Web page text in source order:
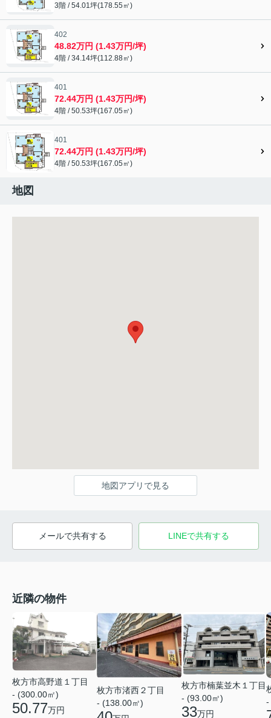
3階 / 54.01坪(178.55㎡)
402
48.82万円 (1.43万円/坪)
4階 / 34.14坪(112.88㎡)
401
72.44万円 (1.43万円/坪)
4階 / 50.53坪(167.05㎡)
401
72.44万円 (1.43万円/坪)
4階 / 50.53坪(167.05㎡)
地図
地図アプリで見る
メールで共有する LINEで共有する
近隣の物件
枚方市高野道１丁目
- (300.00㎡)
50.77万円
枚方市渚西２丁目
- (138.00㎡)
枚方市楠葉並木１丁目
- (93.00㎡)
33万円
-